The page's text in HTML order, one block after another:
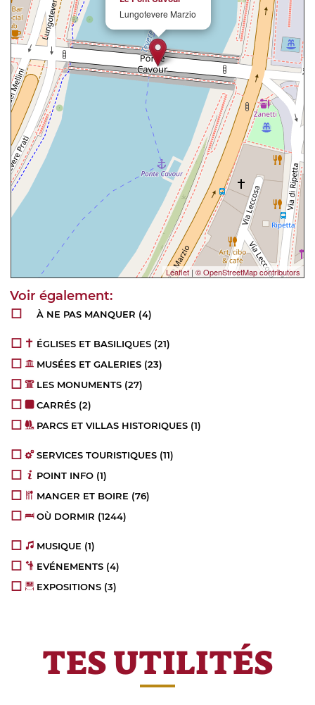
Lungotevere Marzio
Leaflet| © OpenStreetMap contributors
À NE PAS MANQUER (4)
ÉGLISES ET BASILIQUES (21)
MUSÉES ET GALERIES (23)
LES MONUMENTS (27)
CARRÉS (2)
PARCS ET VILLAS HISTORIQUES (1)
SERVICES TOURISTIQUES (11)
POINT INFO (1)
MANGER ET BOIRE (76)
OÙ DORMIR (1244)
MUSIQUE (1)
EVÉNEMENTS (4)
EXPOSITIONS (3)
TES UTILITÉS